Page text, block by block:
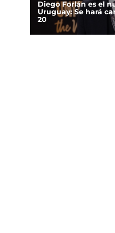
Diego Forlán es el
Uruguay: Se hará
20